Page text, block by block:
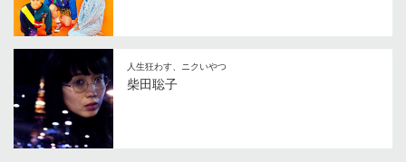
人生狂わす、ニクいやつ
柴田聡子